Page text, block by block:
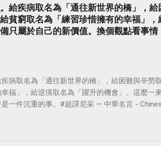
給疾病取名為「通往新世界的橋」，
貧窮取名為「練習珍惜擁有的幸福」
只屬於自己的新價值。換個觀點看事
病取名為「通往新世界的橋」，給困難與辛勞
福」，給逆境取名為「躍升的機會」。這麼一
一件沉重的事。#超譯尼采 — 中華名言 -